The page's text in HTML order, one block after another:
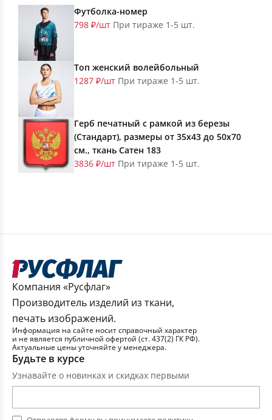
Футболка-номер
798 ₽/шт При тираже 1-5 шт.
Топ женский волейбольный
1287 ₽/шт При тираже 1-5 шт.
Герб печатный с рамкой из березы
(Стандарт), размеры от 35х43 до 50х70
см., ткань Сатен 183
3836 ₽/шт При тираже 1-5 шт.
Компания «Русфлаг»
Производитель изделий из ткани,
печать изображений.
Информация на сайте носит справочный характер
и не является публичной офертой (ст. 437(2) ГК РФ).
Актуальные цены уточняйте у менеджера.
Будьте в курсе
Узнавайте о новинках и скидках первыми